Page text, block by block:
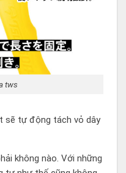
tws
sẽ tự động tách vỏ dây
không nào. Với những